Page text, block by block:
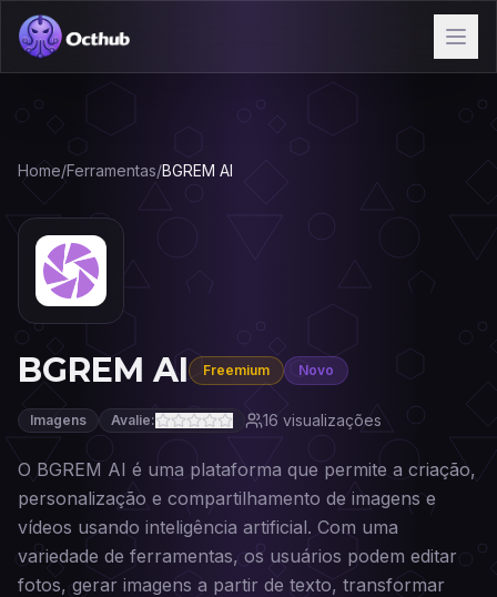
Home/Ferramentas/BGREM AI
BGREM AI Freemium Novo
Imagens Avalie: 16visualizações
O BGREM AI é uma plataforma que permite a criação,
personalização e compartilhamento de imagens e
vídeos usando inteligência artificial. Com uma
variedade de ferramentas, os usuários podem editar
fotos, gerar imagens a partir de texto, transformar